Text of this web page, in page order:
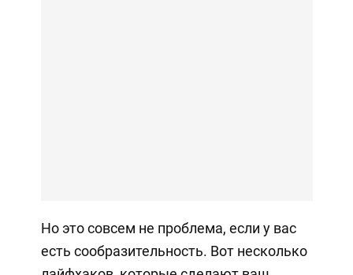
Но это совсем не проблема, если у вас
есть сообразительность. Вот несколько